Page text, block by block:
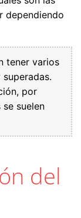
dependiendo
tener varios
por
suelen
del